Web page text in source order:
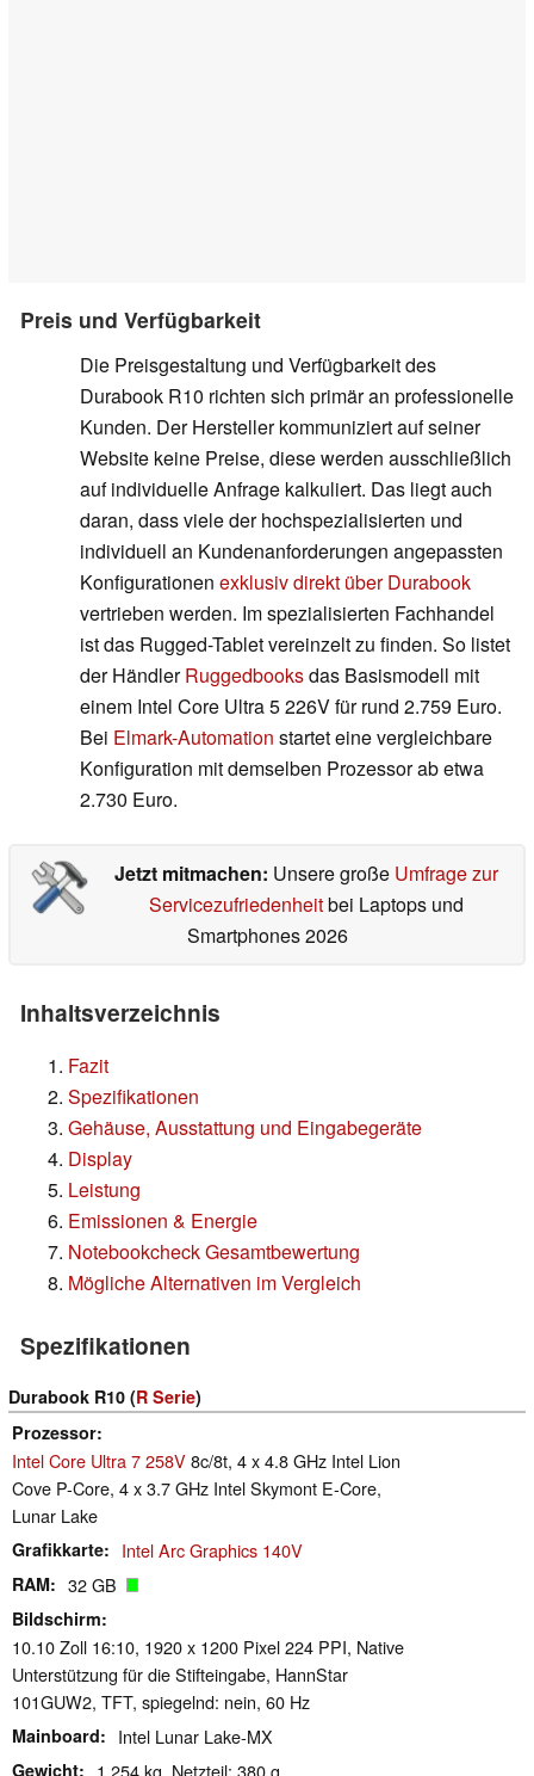
Preis und Verfügbarkeit
Die Preisgestaltung und Verfügbarkeit des
Durabook R10 richten sich primär an professionelle
Kunden. Der Hersteller kommuniziert auf seiner
Website keine Preise, diese werden ausschließlich
auf individuelle Anfrage kalkuliert. Das liegt auch
daran, dass viele der hochspezialisierten und
individuell an Kundenanforderungen angepassten
Konfigurationen exklusiv direkt über Durabook
vertrieben werden. Im spezialisierten Fachhandel
ist das Rugged-Tablet vereinzelt zu finden. So listet
der HändlerRuggedbooksdas Basismodell mit
einem Intel Core Ultra 5 226V für rund 2.759 Euro.
Bei Elmark-Automation startet eine vergleichbare
Konfiguration mit demselben Prozessor ab etwa
2.730 Euro.
Jetzt mitmachen: Unsere große Umfrage zur
Servicezufriedenheitbei Laptops und
Smartphones 2026
Inhaltsverzeichnis
Fazit
Spezifikationen
Gehäuse, Ausstattung und Eingabegeräte
Display
Leistung
Emissionen & Energie
Notebookcheck Gesamtbewertung
Mögliche Alternativen im Vergleich
Spezifikationen
Durabook R10 (R Serie)
Prozessor
Intel Core Ultra 7 258V8c/8t, 4 x 4.8 GHz Intel Lion
Cove P-Core, 4 x 3.7 GHz Intel Skymont E-Core,
Lunar Lake
Grafikkarte Intel Arc Graphics 140V
RAM 32 GB
Bildschirm
10.10 Zoll 16:10, 1920 x 1200 Pixel 224 PPI, Native
Unterstützung für die Stifteingabe, HannStar
101GUW2, TFT, spiegelnd: nein, 60 Hz
Mainboard Intel Lunar Lake-MX
Gewicht 1.254 kg, Netzteil: 380 g